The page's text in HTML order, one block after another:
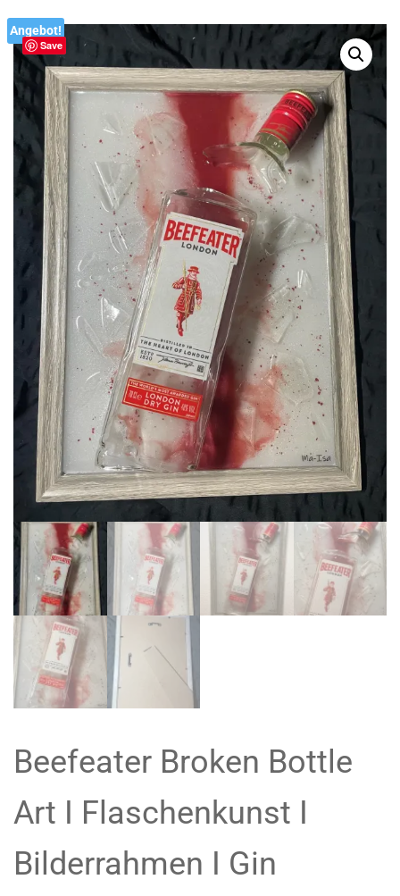
BILDERRAHMEN I
FLASCHENKUNST
FLASCHENKUNST I
BILDERRAHMEN
Angebot!
Save
Beefeater Broken Bottle
Art I Flaschenkunst I
Bilderrahmen I Gin